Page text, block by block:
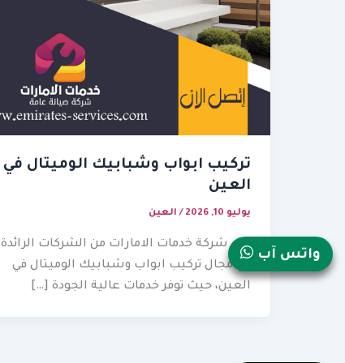
تركيب ابواب وشبابيك الوميتال في
العين
يوليو 10, 2026 / العين
تعد شركة خدمات الامارات من الشركات الرائدة
في مجال تركيب ابواب وشبابيك الوميتال في
العين، حيث توفر خدمات عالية الجودة […]
واتس آب